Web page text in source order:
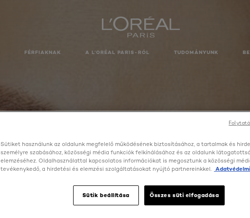
FÉRFIAKNAK A L’ORÉAL PARIS-RÓL TUDOMÁNYUNK
CLASSIC
Sütiket használunk az oldalunk megfelelő működésének biztosításához, a tartalmak és
személyre szabásához, közösségi média funkciók felkínálásához és az oldalunk
elemzéséhez. Oldalhasználattal kapcsolatos információkat is megosztunk a közösségi
tevékenykedő, a hirdetési és elemzési szolgáltatásokat nyújtó partnereinkkel.
Sütik beállítása Összes süti elfogadása